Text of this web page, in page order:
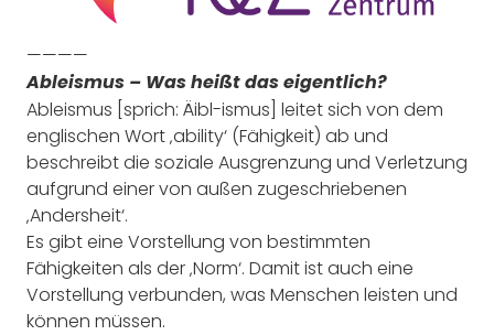
————
Ableismus – Was heißt das eigentlich?
Ableismus [sprich: Äibl-ismus] leitet sich von dem
englischen Wort ‚ability‘ (Fähigkeit) ab und
beschreibt die soziale Ausgrenzung und Verletzung
aufgrund einer von außen zugeschriebenen
‚Andersheit‘.
Es gibt eine Vorstellung von bestimmten
Fähigkeiten als der ‚Norm‘. Damit ist auch eine
Vorstellung verbunden, was Menschen leisten und
können müssen.